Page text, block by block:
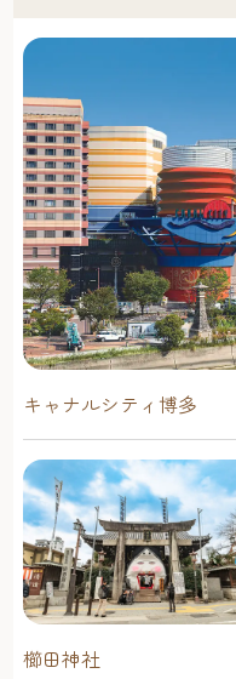
キャナルシティ博多
櫛田神社